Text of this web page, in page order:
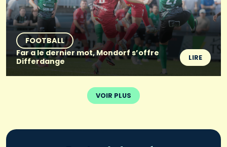
FOOTBALL
Far a le dernier mot, Mondorf s’offre
Differdange
LIRE
VOIR PLUS